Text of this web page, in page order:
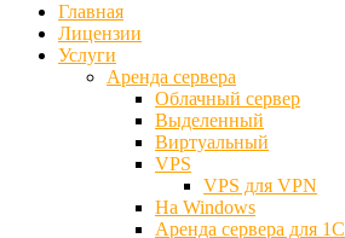
Главная
Лицензии
Услуги
Аренда сервера
Облачный сервер
Выделенный
Виртуальный
VPS
VPS для VPN
На Windows
Аренда сервера для 1С